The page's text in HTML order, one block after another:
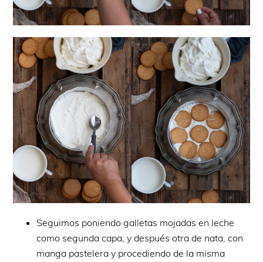
Seguimos poniendo galletas mojadas en leche
como segunda capa, y después otra de nata, con
manga pastelera y procediendo de la misma